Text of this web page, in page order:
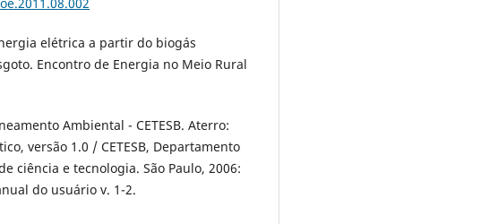
elétrica a partir do biogás
Encontro de Energia no Meio Rural
Ambiental - CETESB. Aterro:
versão 1.0 / CETESB, Departamento
ciência e tecnologia. São Paulo, 2006:
do usuário v. 1-2.